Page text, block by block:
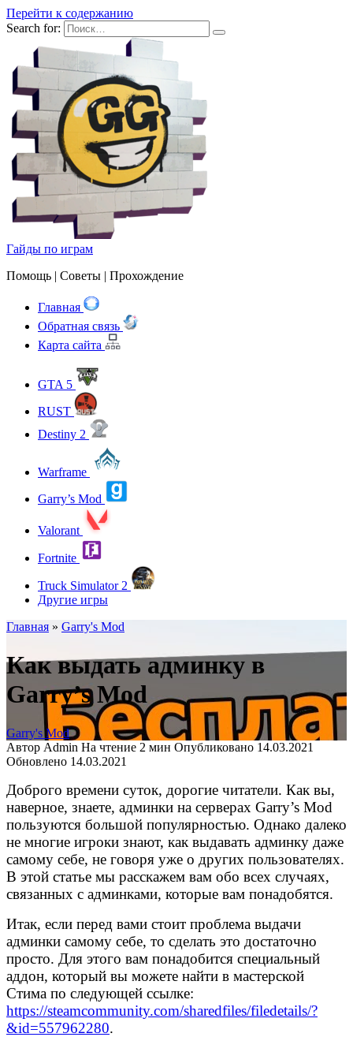
Перейти к содержанию
Search for:
Гайды по играм
Помощь | Cоветы | Прохождение
Главная
Обратная связь
Карта сайта
GTA 5
RUST
Destiny 2
Warframe
Garry’s Mod
Valorant
Fortnite
Truck Simulator 2
Другие игры
Главная » Garry's Mod
Как выдать админку в
Garry’s Mod
Garry's Mod
Автор Admin На чтение 2 мин Опубликовано 14.03.2021
Обновлено 14.03.2021
Доброго времени суток, дорогие читатели. Как вы,
наверное, знаете, админки на серверах Garry’s Mod
пользуются большой популярностью. Однако далеко
не многие игроки знают, как выдавать админку даже
самому себе, не говоря уже о других пользователях.
В этой статье мы расскажем вам обо всех случаях,
связанных с админками, которые вам понадобятся.
Итак, если перед вами стоит проблема выдачи
админки самому себе, то сделать это достаточно
просто. Для этого вам понадобится специальный
аддон, который вы можете найти в мастерской
Стима по следующей ссылке:
https://steamcommunity.com/sharedfiles/filedetails/?
&id=557962280.